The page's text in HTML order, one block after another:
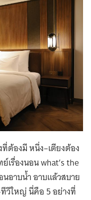
ที่ต้องมี หนึ่ง–เตียงต้อง
เรื่องนอน what’s the
อาบน้ำ อาบแล้วสบาย
ทีวีใหญ่ นี่คือ 5 อย่างที่